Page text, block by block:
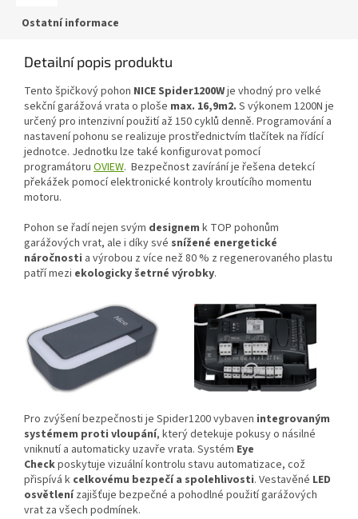
Ostatní informace
Detailní popis produktu
Tento špičkový pohon NICE Spider1200Wje vhodný pro velké
sekční garážová vrata o ploše max. 16,9m2. S výkonem 1200N je
určený pro intenzivní použití až 150 cyklů denně. Programování a
nastavení pohonu se realizuje prostřednictvím tlačítek na řídící
jednotce. Jednotku lze také konfigurovat pomocí
programátoru OVIEW. Bezpečnost zavírání je řešena detekcí
překážek pomocí elektronické kontroly kroutícího momentu
motoru.
Pohon se řadí nejen svým designem k TOP pohonům
garážových vrat, ale i díky své snížené energetické
náročnosti a výrobou z více než 80 % z regenerovaného plastu
patří mezi ekologicky šetrné výrobky.
Pro zvýšení bezpečnosti je Spider1200 vybaven integrovaným
systémem proti vloupání, který detekuje pokusy o násilné
vniknutí a automaticky uzavře vrata. Systém Eye
Checkposkytuje vizuální kontrolu stavu automatizace, což
přispívá k celkovému bezpečí a spolehlivosti. Vestavěné LED
osvětlenízajišťuje bezpečné a pohodlné použití garážových
vrat za všech podmínek.